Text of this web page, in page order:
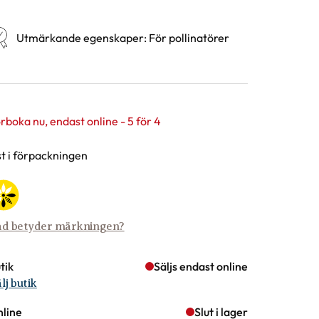
Utmärkande egenskaper: För pollinatörer
nu, endast online - 5 för 4
i förpackningen
betyder märkningen?
Säljs endast online
butik
Slut i lager